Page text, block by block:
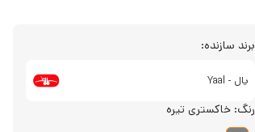
برند سازنده:
یال - Yaal
رنگ: خاکستری تیره